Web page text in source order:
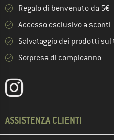
Regalo di benvenuto da
Accesso esclusivo a sconti
Salvataggio dei prodotti
Sorpresa di compleanno
ASSISTENZA CLIENTI